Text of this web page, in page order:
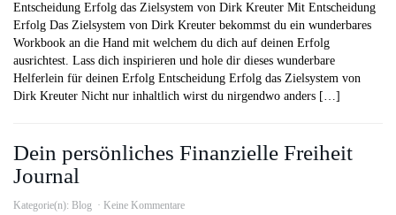
Entscheidung Erfolg das Zielsystem von Dirk Kreuter Mit Entscheidung
Erfolg Das Zielsystem von Dirk Kreuter bekommst du ein wunderbares
Workbook an die Hand mit welchem du dich auf deinen Erfolg
ausrichtest. Lass dich inspirieren und hole dir dieses wunderbare
Helferlein für deinen Erfolg Entscheidung Erfolg das Zielsystem von
Dirk Kreuter Nicht nur inhaltlich wirst du nirgendwo anders […]
Dein persönliches Finanzielle Freiheit
Journal
Kategorie(n): Blog Keine Kommentare